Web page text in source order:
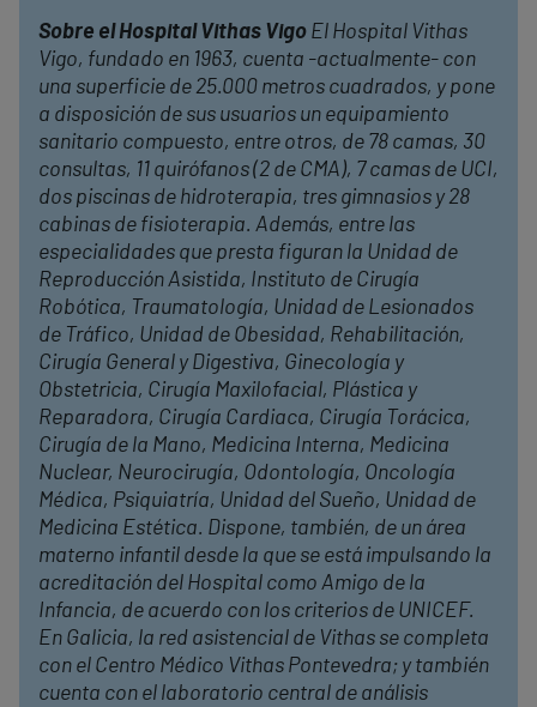
Sobre el Hospital Vithas Vigo El Hospital Vithas
Vigo, fundado en 1963, cuenta -actualmente- con
una superficie de 25.000 metros cuadrados, y pone
a disposición de sus usuarios un equipamiento
sanitario compuesto, entre otros, de 78 camas, 30
consultas, 11 quirófanos (2 de CMA), 7 camas de UCI,
dos piscinas de hidroterapia, tres gimnasios y 28
cabinas de fisioterapia. Además, entre las
especialidades que presta figuran la Unidad de
Reproducción Asistida, Instituto de Cirugía
Robótica, Traumatología, Unidad de Lesionados
de Tráfico, Unidad de Obesidad, Rehabilitación,
Cirugía General y Digestiva, Ginecología y
Obstetricia, Cirugía Maxilofacial, Plástica y
Reparadora, Cirugía Cardiaca, Cirugía Torácica,
Cirugía de la Mano, Medicina Interna, Medicina
Nuclear, Neurocirugía, Odontología, Oncología
Médica, Psiquiatría, Unidad del Sueño, Unidad de
Medicina Estética. Dispone, también, de un área
materno infantil desde la que se está impulsando la
acreditación del Hospital como Amigo de la
Infancia, de acuerdo con los criterios de UNICEF.
En Galicia, la red asistencial de Vithas se completa
con el Centro Médico Vithas Pontevedra; y también
cuenta con el laboratorio central de análisis